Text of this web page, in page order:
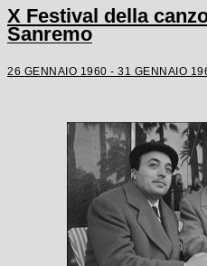
X Festival della
Sanremo
26 GENNAIO 1960 - 31 GENNAIO